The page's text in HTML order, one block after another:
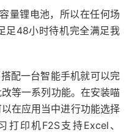
量锂电池，所以在任何场
足48小时待机完全满足我
配一台智能手机就可以完
等一系列功能。在安装喵
在应用当中进行功能选择
印机F2S支持Excel、